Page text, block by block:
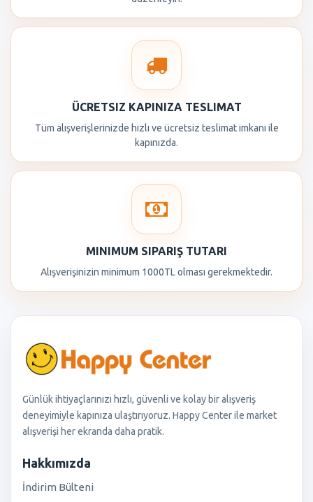
ÜCRETSIZ KAPINIZA TESLIMAT
Tüm alışverişlerinizde hızlı ve ücretsiz teslimat imkanı ile
kapınızda.
MINIMUM SIPARIŞ TUTARI
Alışverişinizin minimum 1000TL olması gerekmektedir.
Günlük ihtiyaçlarınızı hızlı, güvenli ve kolay bir alışveriş
deneyimiyle kapınıza ulaştırıyoruz. Happy Center ile market
alışverişi her ekranda daha pratik.
Hakkımızda
İndirim Bülteni